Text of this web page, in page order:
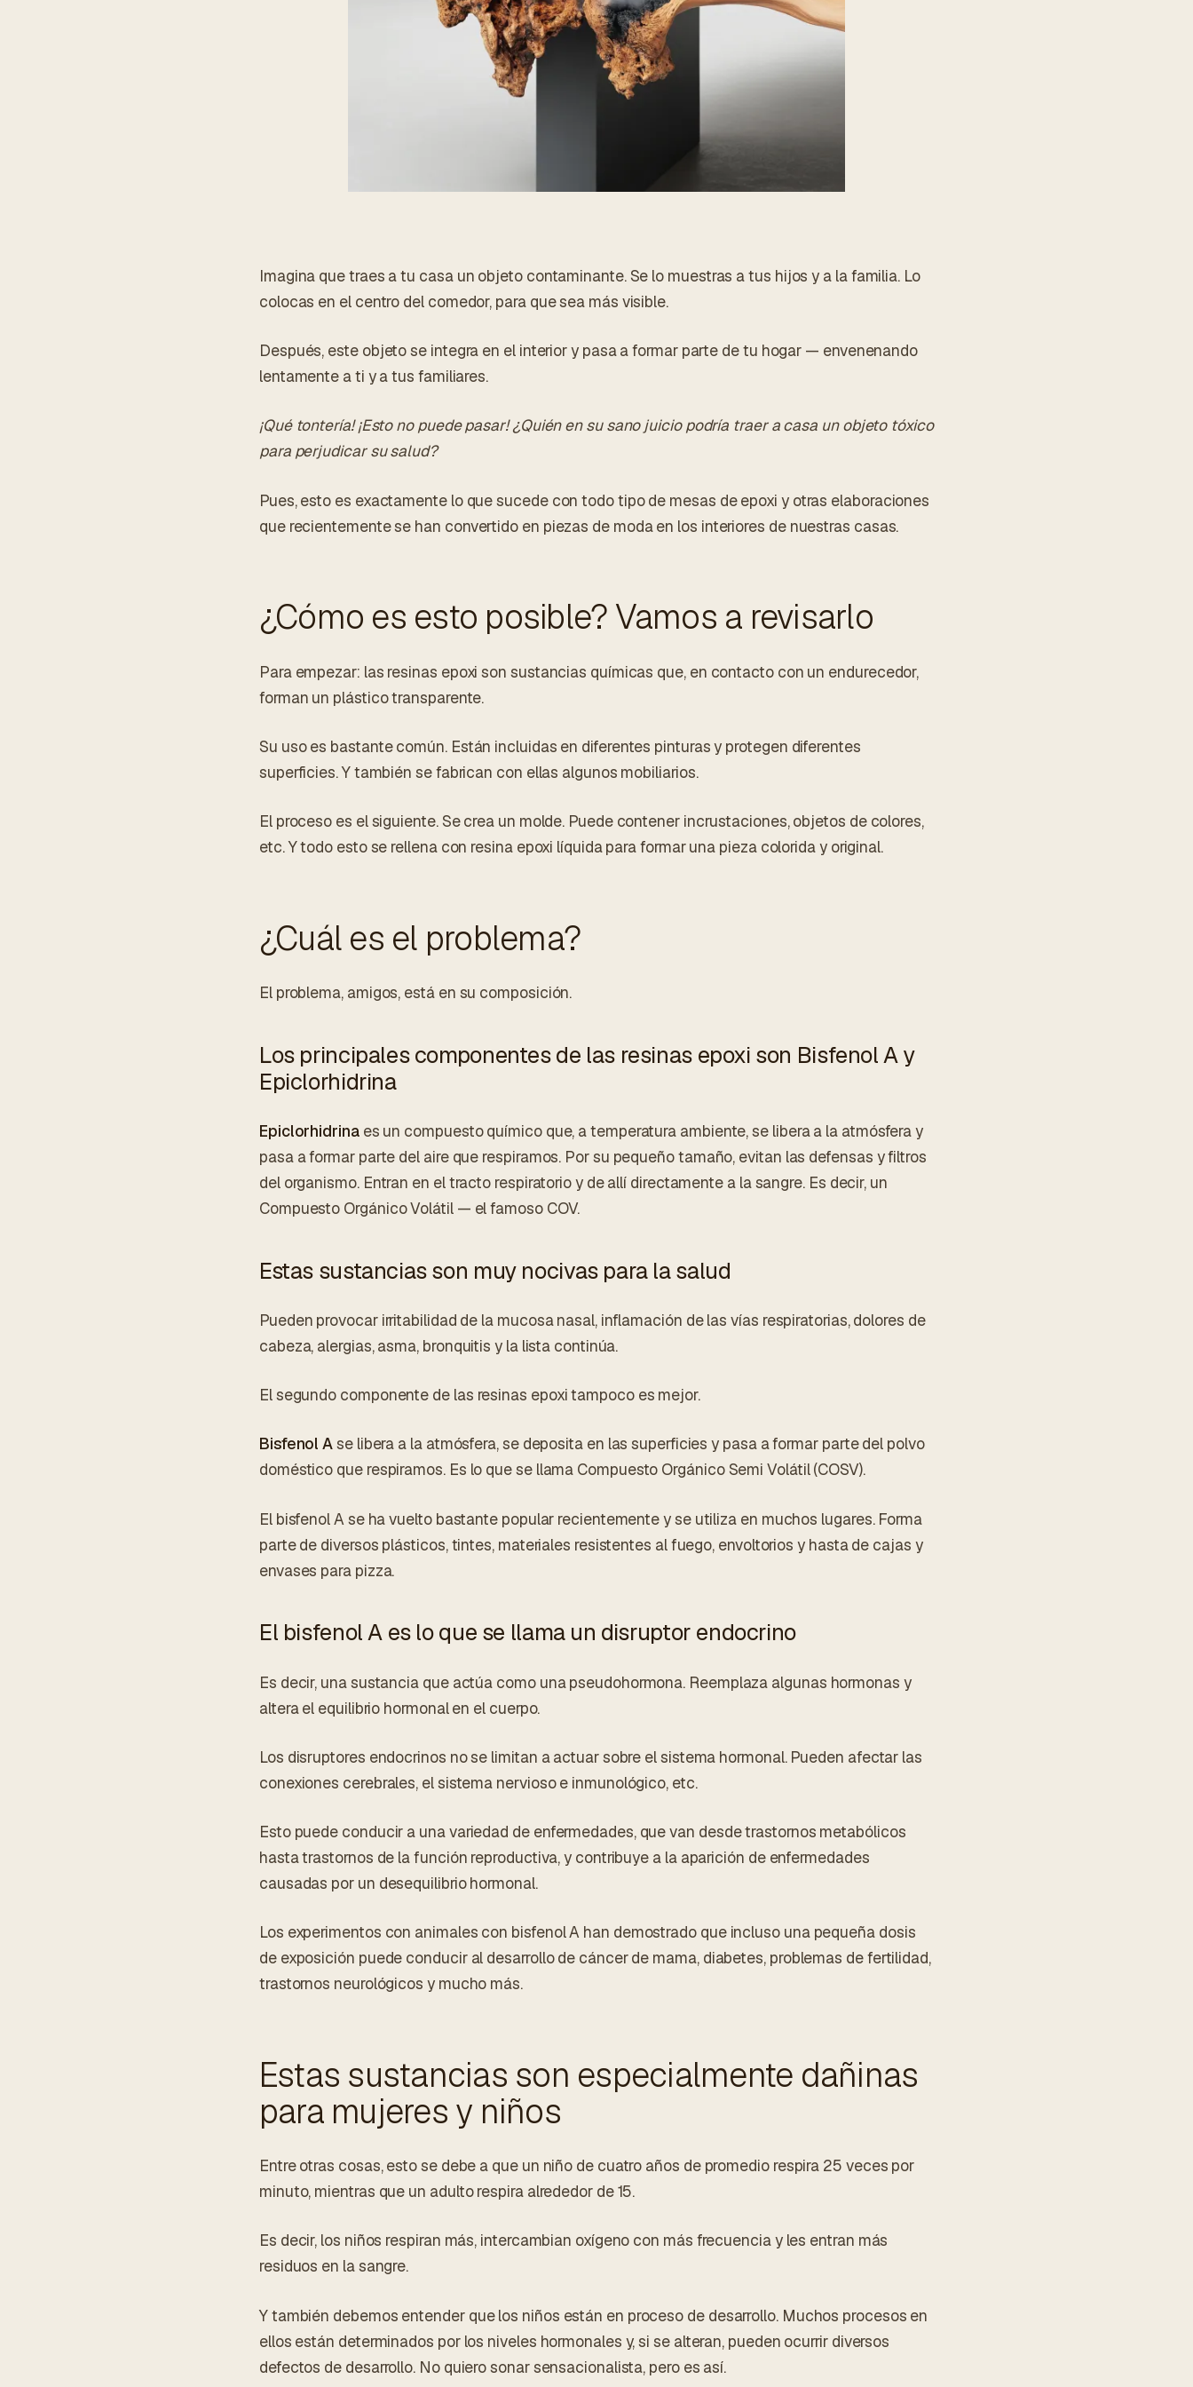
Imagina que traes a tu casa un objeto contaminante. Se lo muestras a tus hijos y a la familia. Lo
colocas en el centro del comedor, para que sea más visible.
Después, este objeto se integra en el interior y pasa a formar parte de tu hogar — envenenando
lentamente a ti y a tus familiares.
¡Qué tontería! ¡Esto no puede pasar! ¿Quién en su sano juicio podría traer a casa un objeto tóxico
para perjudicar su salud?
Pues, esto es exactamente lo que sucede con todo tipo de mesas de epoxi y otras elaboraciones
que recientemente se han convertido en piezas de moda en los interiores de nuestras casas.
¿Cómo es esto posible? Vamos a revisarlo
Para empezar: las resinas epoxi son sustancias químicas que, en contacto con un endurecedor,
forman un plástico transparente.
Su uso es bastante común. Están incluidas en diferentes pinturas y protegen diferentes
superficies. Y también se fabrican con ellas algunos mobiliarios.
El proceso es el siguiente. Se crea un molde. Puede contener incrustaciones, objetos de colores,
etc. Y todo esto se rellena con resina epoxi líquida para formar una pieza colorida y original.
¿Cuál es el problema?
El problema, amigos, está en su composición.
Los principales componentes de las resinas epoxi son Bisfenol A y
Epiclorhidrina
Epiclorhidrinaes un compuesto químico que, a temperatura ambiente, se libera a la atmósfera y
pasa a formar parte del aire que respiramos. Por su pequeño tamaño, evitan las defensas y filtros
del organismo. Entran en el tracto respiratorio y de allí directamente a la sangre. Es decir, un
Compuesto Orgánico Volátil — el famoso COV.
Estas sustancias son muy nocivas para la salud
Pueden provocar irritabilidad de la mucosa nasal, inflamación de las vías respiratorias, dolores de
cabeza, alergias, asma, bronquitis y la lista continúa.
El segundo componente de las resinas epoxi tampoco es mejor.
Bisfenol Ase libera a la atmósfera, se deposita en las superficies y pasa a formar parte del polvo
doméstico que respiramos. Es lo que se llama Compuesto Orgánico Semi Volátil (COSV).
El bisfenol A se ha vuelto bastante popular recientemente y se utiliza en muchos lugares. Forma
parte de diversos plásticos, tintes, materiales resistentes al fuego, envoltorios y hasta de cajas y
envases para pizza.
El bisfenol A es lo que se llama un disruptor endocrino
Es decir, una sustancia que actúa como una pseudohormona. Reemplaza algunas hormonas y
altera el equilibrio hormonal en el cuerpo.
Los disruptores endocrinos no se limitan a actuar sobre el sistema hormonal. Pueden afectar las
conexiones cerebrales, el sistema nervioso e inmunológico, etc.
Esto puede conducir a una variedad de enfermedades, que van desde trastornos metabólicos
hasta trastornos de la función reproductiva, y contribuye a la aparición de enfermedades
causadas por un desequilibrio hormonal.
Los experimentos con animales con bisfenol A han demostrado que incluso una pequeña dosis
de exposición puede conducir al desarrollo de cáncer de mama, diabetes, problemas de fertilidad,
trastornos neurológicos y mucho más.
Estas sustancias son especialmente dañinas
para mujeres y niños
Entre otras cosas, esto se debe a que un niño de cuatro años de promedio respira 25 veces por
minuto, mientras que un adulto respira alrededor de 15.
Es decir, los niños respiran más, intercambian oxígeno con más frecuencia y les entran más
residuos en la sangre.
Y también debemos entender que los niños están en proceso de desarrollo. Muchos procesos en
ellos están determinados por los niveles hormonales y, si se alteran, pueden ocurrir diversos
defectos de desarrollo. No quiero sonar sensacionalista, pero es así.